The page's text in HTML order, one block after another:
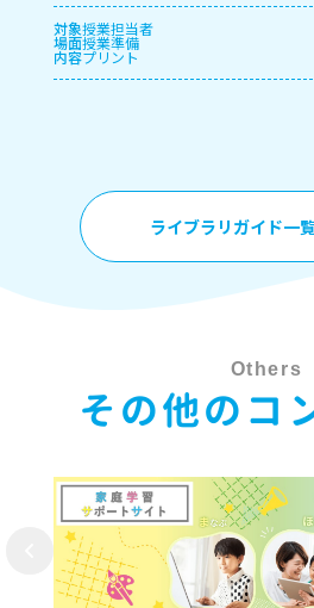
対象授業担当者
場面授業準備
内容プリント
ライブラリガイド一
Others
その他のコ